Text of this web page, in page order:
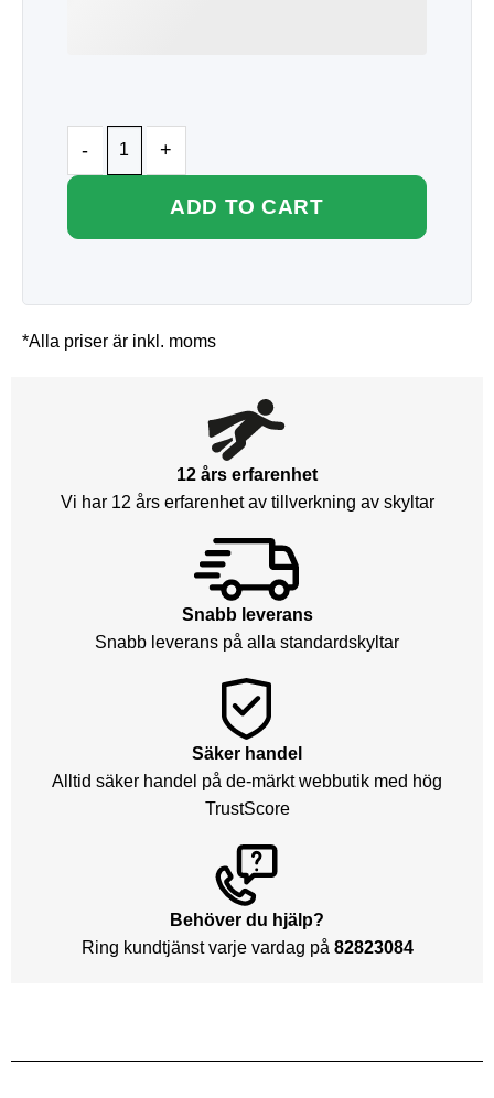
ADD TO CART
*Alla priser är inkl. moms
12 års erfarenhet
Vi har 12 års erfarenhet av tillverkning av skyltar
Snabb leverans
Snabb leverans på alla standardskyltar
Säker handel
Alltid säker handel på de-märkt webbutik med hög
TrustScore
Behöver du hjälp?
Ring kundtjänst varje vardag på 82823084